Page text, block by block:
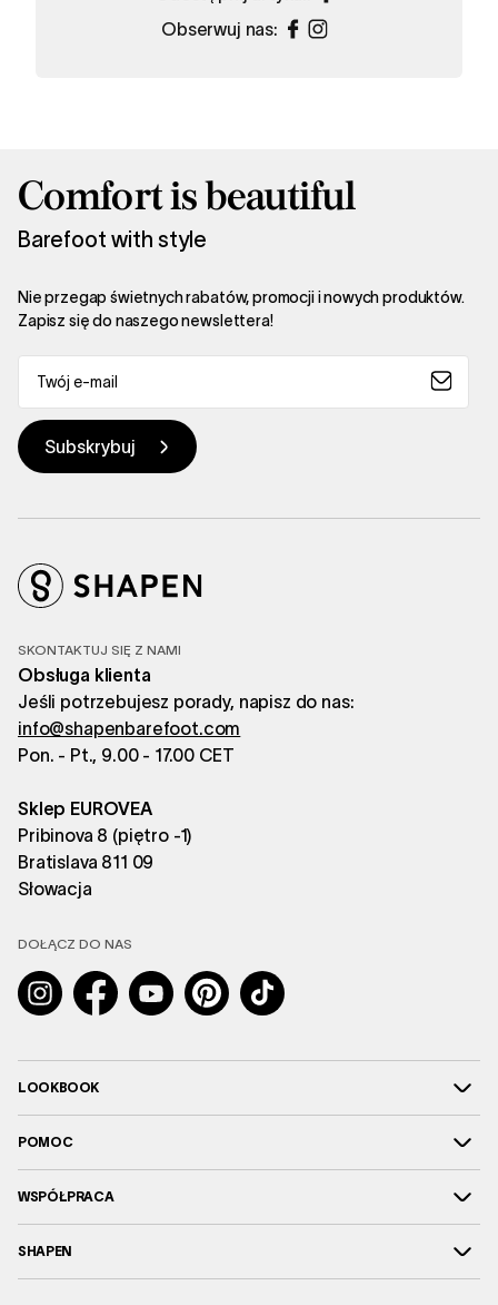
Obserwuj nas:
Comfort is beautiful
Barefoot with style
Nie przegap świetnych rabatów, promocji i nowych produktów.
Zapisz się do naszego newslettera!
SKONTAKTUJ SIĘ Z NAMI
Obsługa klienta
Jeśli potrzebujesz porady, napisz do nas:
info@shapenbarefoot.com
Pon. - Pt., 9.00 - 17.00 CET
Sklep EUROVEA
Pribinova 8 (piętro -1)
Bratislava 811 09
Słowacja
DOŁĄCZ DO NAS
InstagramFacebookYouTubePinterestTikTok
LOOKBOOK
POMOC
WSPÓŁPRACA
SHAPEN